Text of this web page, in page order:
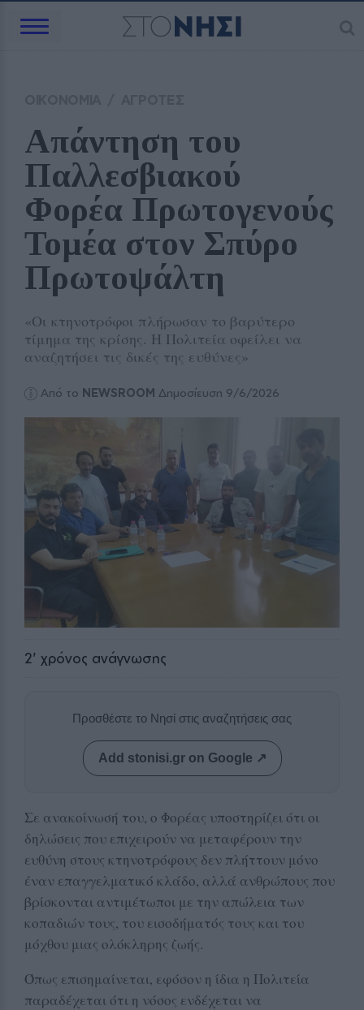
Απάντηση του
Παλλεσβιακού
Φορέα Πρωτογενούς
Τομέα στον Σπύρο
Πρωτοψάλτη
«Οι κτηνοτρόφοι πλήρωσαν το βαρύτερο
τίμημα της κρίσης. Η Πολιτεία οφείλει να
αναζητήσει τις δικές της ευθύνες»
Από το NEWSROOM Δημοσίευση 9/6/2026
2' χρόνος ανάγνωσης
Προσθέστε το Νησί στις αναζητήσεις σας
Add stonisi.gr on Google ↗
Σε ανακοίνωσή του, ο Φορέας υποστηρίζει ότι οι
δηλώσεις που επιχειρούν να μεταφέρουν την
ευθύνη στους κτηνοτρόφους δεν πλήττουν μόνο
έναν επαγγελματικό κλάδο, αλλά ανθρώπους που
βρίσκονται αντιμέτωποι με την απώλεια των
κοπαδιών τους, του εισοδήματός τους και του
μόχθου μιας ολόκληρης ζωής.
Όπως επισημαίνεται, εφόσον η ίδια η Πολιτεία
παραδέχεται ότι η νόσος ενδέχεται να